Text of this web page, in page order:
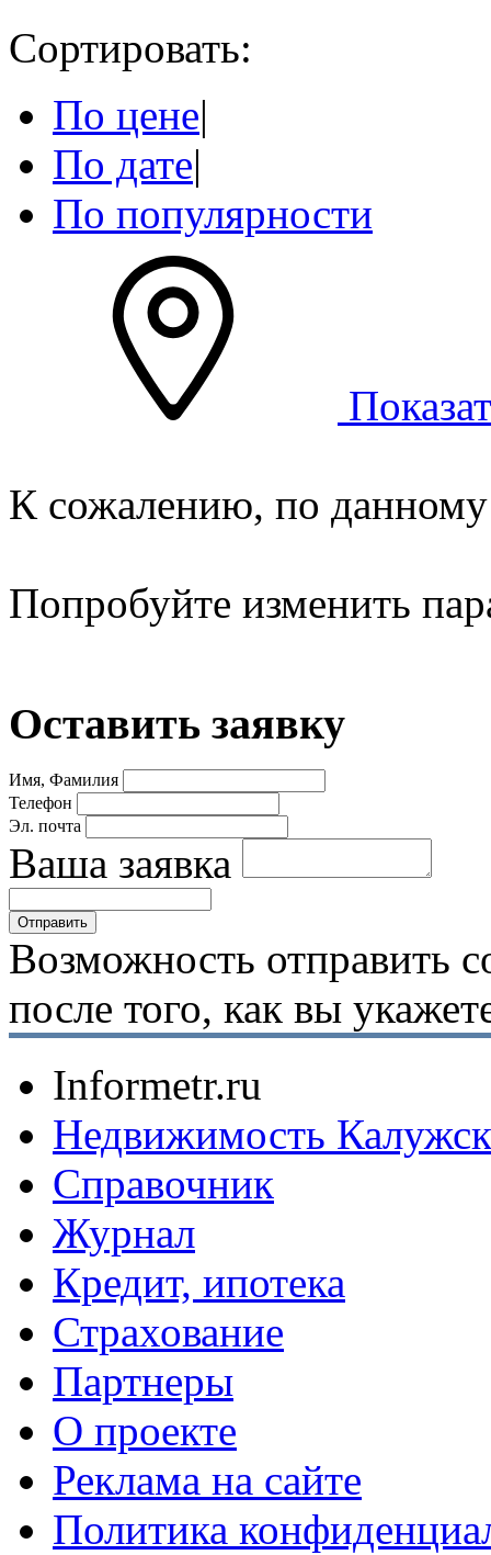
Сортировать:
По цене|
По дате|
По популярности
К сожалению, по данному
Попробуйте изменить
Оставить заявку
Имя, Фамилия
Телефон
Эл. почта
Ваша заявка
Возможность отправить
после того, как вы
Informetr.ru
Недвижимость
Справочник
Журнал
Кредит, ипотека
Страхование
Партнеры
O проекте
Реклама на сайте
Политика